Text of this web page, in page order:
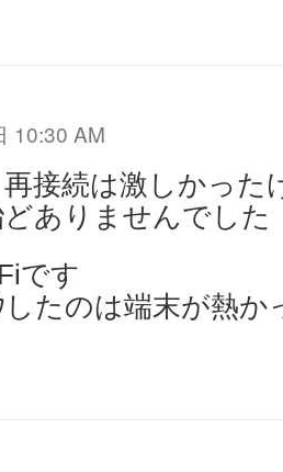
10:30 AM
接続は激しかった
ありませんでした
です
したのは端末が熱か